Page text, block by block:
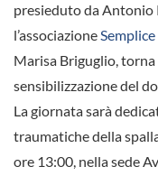
presieduto da Antonio
l’associazione
Marisa Briguglio,
sensibilizzazione del
La giornata sarà
traumatiche della
ore 13:00, nella sede